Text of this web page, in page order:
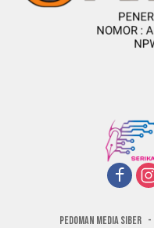
PEDOMAN MEDIA SIBER